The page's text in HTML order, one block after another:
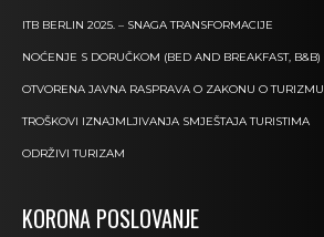
ITB BERLIN 2025. – SNAGA TRANSFORMACIJE
NOĆENJE S DORUČKOM (BED AND BREAKFAST, B&B)
OTVORENA JAVNA RASPRAVA O ZAKONU O TURIZMU
TROŠKOVI IZNAJMLJIVANJA SMJEŠTAJA TURISTIMA
ODRŽIVI TURIZAM
KORONA POSLOVANJE